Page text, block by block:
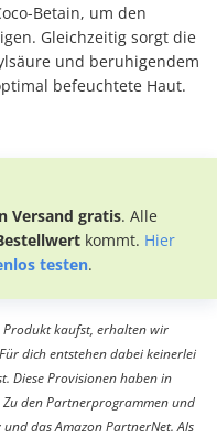
Betain, um den
Gleichzeitig sorgt die
und beruhigendem
befeuchtete Haut.
Versand gratis. Alle
kommt. Hier
testen.
Produkt kaufst, erhalten wir
dich entstehen dabei keinerlei
Diese Provisionen haben in
den Partnerprogrammen und
das Amazon PartnerNet. Als